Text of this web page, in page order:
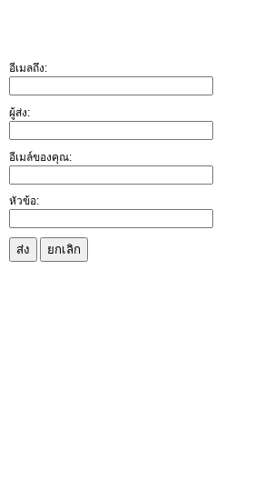
อีเมลถึง:
ผู้ส่ง:
อีเมล์ของคุณ:
หัวข้อ:
ส่ง ยกเลิก